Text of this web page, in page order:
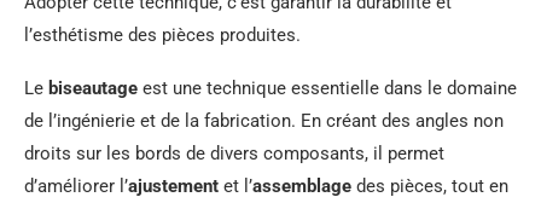
l’esthétisme des pièces produites.
Le biseautage est une technique essentielle dans le domaine
de l’ingénierie et de la fabrication. En créant des angles non
droits sur les bords de divers composants, il permet
d’améliorer l’ajustement et l’assemblage des pièces, tout en